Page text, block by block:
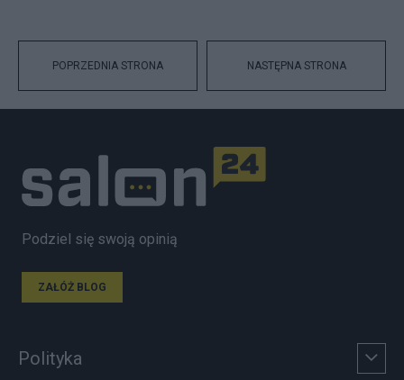
POPRZEDNIA STRONA NASTĘPNA STRONA
Podziel się swoją opinią
ZAŁÓŻ BLOG
Polityka